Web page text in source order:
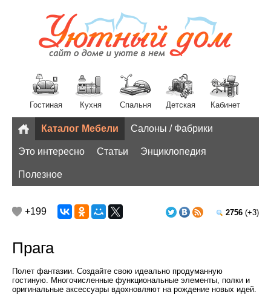
Гостиная Кухня Спальня Детская Кабинет
Разное
Каталог Мебели Салоны / Фабрики
Это интересно Статьи Энциклопедия
Полезное
2756 (+3)
+199
Прага
Полет фантазии. Создайте свою идеально продуманную
гостиную. Многочисленные функциональные элементы, полки и
оригинальные аксессуары вдохновляют на рождение новых идей.